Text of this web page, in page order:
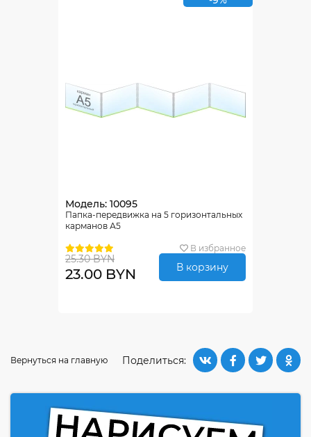
Модель: 10095
Папка-передвижка на 5 горизонтальных
карманов А5
В избранное
25.30 BYN
23.00 BYN В корзину
Поделиться:
Вернуться на главную